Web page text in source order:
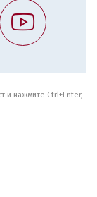
и нажмите Ctrl+Enter,